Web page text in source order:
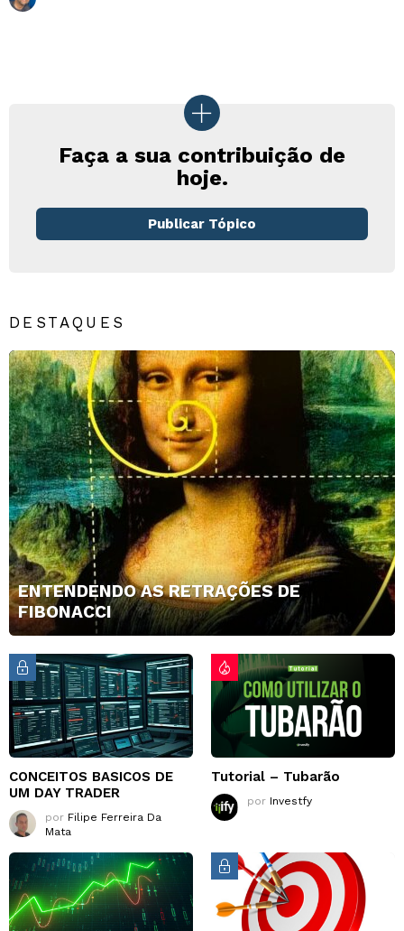
Faça a sua contribuição de
hoje.
Publicar Tópico
DESTAQUES
ENTENDENDO AS RETRAÇÕES DE
FIBONACCI
CONCEITOS BASICOS DE
UM DAY TRADER
por Filipe Ferreira Da
Mata
Tutorial – Tubarão
por Investfy